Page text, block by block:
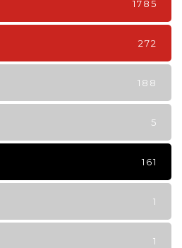
1785
272
188
5
161
1
1